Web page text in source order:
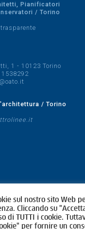
Pianificatori
/ Torino
1 - 10123 Torino
/ Torino
sul nostro sito Web
Cliccando su
di TUTTI i cookie.
per fornire un